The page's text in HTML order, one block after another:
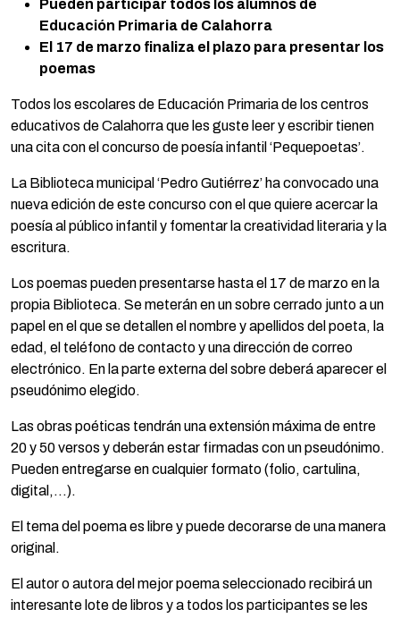
Pueden participar todos los alumnos de
Educación Primaria de Calahorra
El 17 de marzo finaliza el plazo para presentar los
poemas
Todos los escolares de Educación Primaria de los centros
educativos de Calahorra que les guste leer y escribir tienen
una cita con el concurso de poesía infantil ‘Pequepoetas’.
La Biblioteca municipal ‘Pedro Gutiérrez’ ha convocado una
nueva edición de este concurso con el que quiere acercar la
poesía al público infantil y fomentar la creatividad literaria y la
escritura.
Los poemas pueden presentarse hasta el 17 de marzo en la
propia Biblioteca. Se meterán en un sobre cerrado junto a un
papel en el que se detallen el nombre y apellidos del poeta, la
edad, el teléfono de contacto y una dirección de correo
electrónico. En la parte externa del sobre deberá aparecer el
pseudónimo elegido.
Las obras poéticas tendrán una extensión máxima de entre
20 y 50 versos y deberán estar firmadas con un pseudónimo.
Pueden entregarse en cualquier formato (folio, cartulina,
digital,…).
El tema del poema es libre y puede decorarse de una manera
original.
El autor o autora del mejor poema seleccionado recibirá un
interesante lote de libros y a todos los participantes se les